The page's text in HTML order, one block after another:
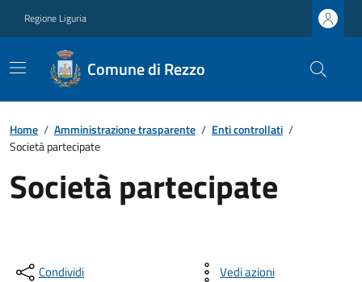
Regione Liguria
Comune di Rezzo
Home / Amministrazione trasparente / Enti controllati /
Società partecipate
Società partecipate
Condividi Vedi azioni